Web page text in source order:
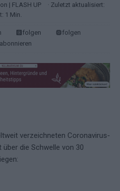
| FLASH UP
· Zuletzt aktualisiert:
1 Min.
folgen
folgen
verzeichneten Coronavirus-
über die Schwelle von 30